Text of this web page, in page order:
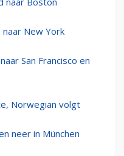
New York
San Francisco en
Norwegian volgt
neer in München